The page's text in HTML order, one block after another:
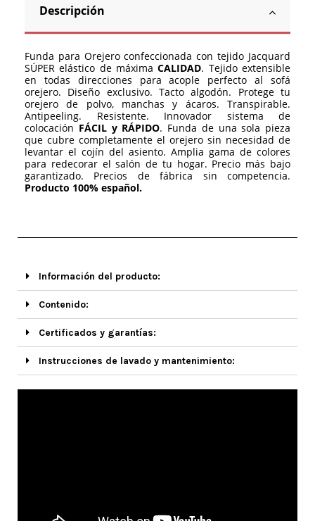
Descripción
Funda para Orejero confeccionada con tejido Jacquard
SÚPER elástico de máximaCALIDAD. Tejido extensible
en todas direcciones para acople perfecto al sofá
orejero. Diseño exclusivo. Tacto algodón. Protege tu
orejero de polvo, manchas y ácaros. Transpirable.
Antipeeling. Resistente. Innovador sistema de
colocación FÁCIL y RÁPIDO. Funda de una sola pieza
que cubre completamente el orejero sin necesidad de
levantar el cojín del asiento. Amplia gama de colores
para redecorar el salón de tu hogar. Precio más bajo
garantizado. Precios de fábrica sin competencia.
Producto 100% español.
Información del producto:
Contenido:
Certificados y garantías:
Instrucciones de lavado y mantenimiento: